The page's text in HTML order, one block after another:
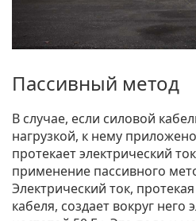
Пассивный метод
В случае, если силовой
нагрузкой, к нему
протекает электрический
применение пассивного
Электрический ток,
кабеля, создает вокруг